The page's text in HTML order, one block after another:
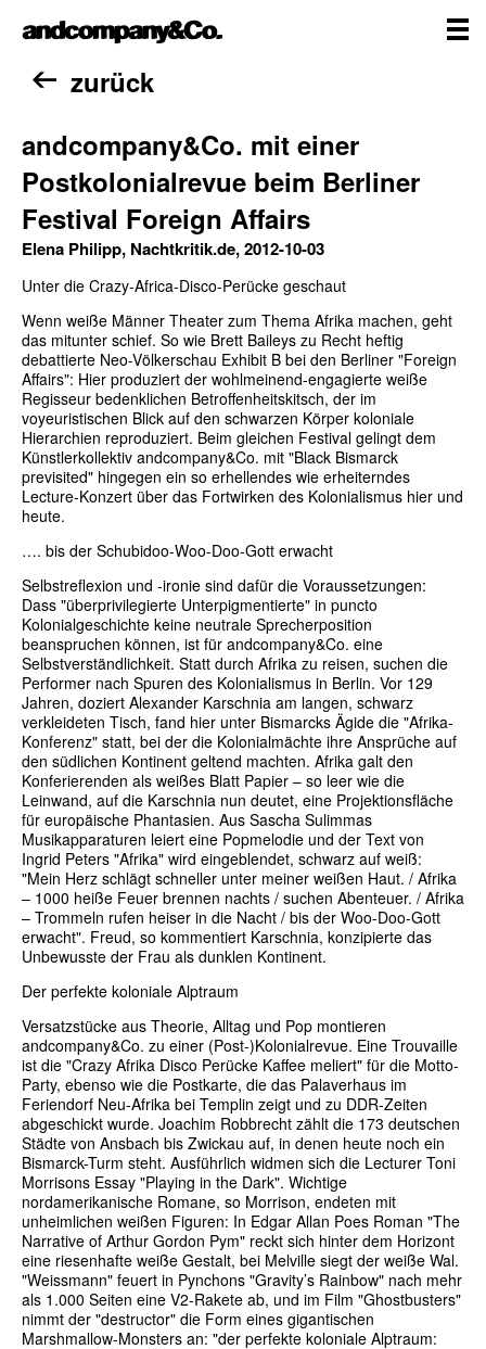
Inhalt
andcompany&Co
Homezurück
andcompany&Co. mit einer
Postkolonialrevue beim Berliner
Festival Foreign Affairs
Elena Philipp, Nachtkritik.de, 2012-10-03
Unter die Crazy-Africa-Disco-Perücke geschaut
Wenn weiße Männer Theater zum Thema Afrika machen, geht
das mitunter schief. So wie Brett Baileys zu Recht heftig
debattierte Neo-Völkerschau Exhibit B bei den Berliner "Foreign
Affairs": Hier produziert der wohlmeinend-engagierte weiße
Regisseur bedenklichen Betroffenheitskitsch, der im
voyeuristischen Blick auf den schwarzen Körper koloniale
Hierarchien reproduziert. Beim gleichen Festival gelingt dem
Künstlerkollektiv andcompany&Co. mit "Black Bismarck
previsited" hingegen ein so erhellendes wie erheiterndes
Lecture-Konzert über das Fortwirken des Kolonialismus hier und
heute.
…. bis der Schubidoo-Woo-Doo-Gott erwacht
Selbstreflexion und -ironie sind dafür die Voraussetzungen:
Dass "überprivilegierte Unterpigmentierte" in puncto
Kolonialgeschichte keine neutrale Sprecherposition
beanspruchen können, ist für andcompany&Co. eine
Selbstverständlichkeit. Statt durch Afrika zu reisen, suchen die
Performer nach Spuren des Kolonialismus in Berlin. Vor 129
Jahren, doziert Alexander Karschnia am langen, schwarz
verkleideten Tisch, fand hier unter Bismarcks Ägide die "Afrika-
Konferenz" statt, bei der die Kolonialmächte ihre Ansprüche auf
den südlichen Kontinent geltend machten. Afrika galt den
Konferierenden als weißes Blatt Papier – so leer wie die
Leinwand, auf die Karschnia nun deutet, eine Projektionsfläche
für europäische Phantasien. Aus Sascha Sulimmas
Musikapparaturen leiert eine Popmelodie und der Text von
Ingrid Peters "Afrika" wird eingeblendet, schwarz auf weiß:
"Mein Herz schlägt schneller unter meiner weißen Haut. / Afrika
– 1000 heiße Feuer brennen nachts / suchen Abenteuer. / Afrika
– Trommeln rufen heiser in die Nacht / bis der Woo-Doo-Gott
erwacht". Freud, so kommentiert Karschnia, konzipierte das
Unbewusste der Frau als dunklen Kontinent.
Der perfekte koloniale Alptraum
Versatzstücke aus Theorie, Alltag und Pop montieren
andcompany&Co. zu einer (Post-)Kolonialrevue. Eine Trouvaille
ist die "Crazy Afrika Disco Perücke Kaffee meliert" für die Motto-
Party, ebenso wie die Postkarte, die das Palaverhaus im
Feriendorf Neu-Afrika bei Templin zeigt und zu DDR-Zeiten
abgeschickt wurde. Joachim Robbrecht zählt die 173 deutschen
Städte von Ansbach bis Zwickau auf, in denen heute noch ein
Bismarck-Turm steht. Ausführlich widmen sich die Lecturer Toni
Morrisons Essay "Playing in the Dark". Wichtige
nordamerikanische Romane, so Morrison, endeten mit
unheimlichen weißen Figuren: In Edgar Allan Poes Roman "The
Narrative of Arthur Gordon Pym" reckt sich hinter dem Horizont
eine riesenhafte weiße Gestalt, bei Melville siegt der weiße Wal.
"Weissmann" feuert in Pynchons "Gravity’s Rainbow" nach mehr
als 1.000 Seiten eine V2-Rakete ab, und im Film "Ghostbusters"
nimmt der "destructor" die Form eines gigantischen
Marshmallow-Monsters an: "der perfekte koloniale Alptraum: